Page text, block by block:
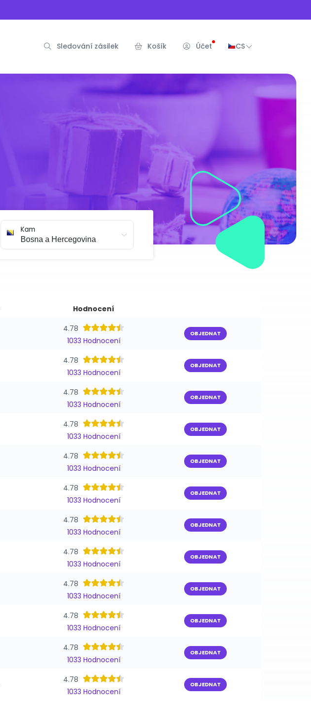
Sledování zásilek Košík Účet CS
Kam
Hodnocení
4.78
1033 Hodnocení
OBJEDNAT
4.78
1033 Hodnocení
OBJEDNAT
4.78
1033 Hodnocení
OBJEDNAT
4.78
1033 Hodnocení
OBJEDNAT
4.78
1033 Hodnocení
OBJEDNAT
4.78
1033 Hodnocení
OBJEDNAT
4.78
1033 Hodnocení
OBJEDNAT
4.78
1033 Hodnocení
OBJEDNAT
4.78
1033 Hodnocení
OBJEDNAT
4.78
1033 Hodnocení
OBJEDNAT
4.78
1033 Hodnocení
OBJEDNAT
4.78
1033 Hodnocení
OBJEDNAT